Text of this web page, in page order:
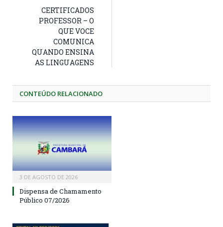
CERTIFICADOS
PROFESSOR – O
QUE VOCE
COMUNICA
QUANDO ENSINA
AS LINGUAGENS
CONTEÚDO RELACIONADO
3 DE AGOSTO DE 2026
Dispensa de Chamamento
Público 07/2026